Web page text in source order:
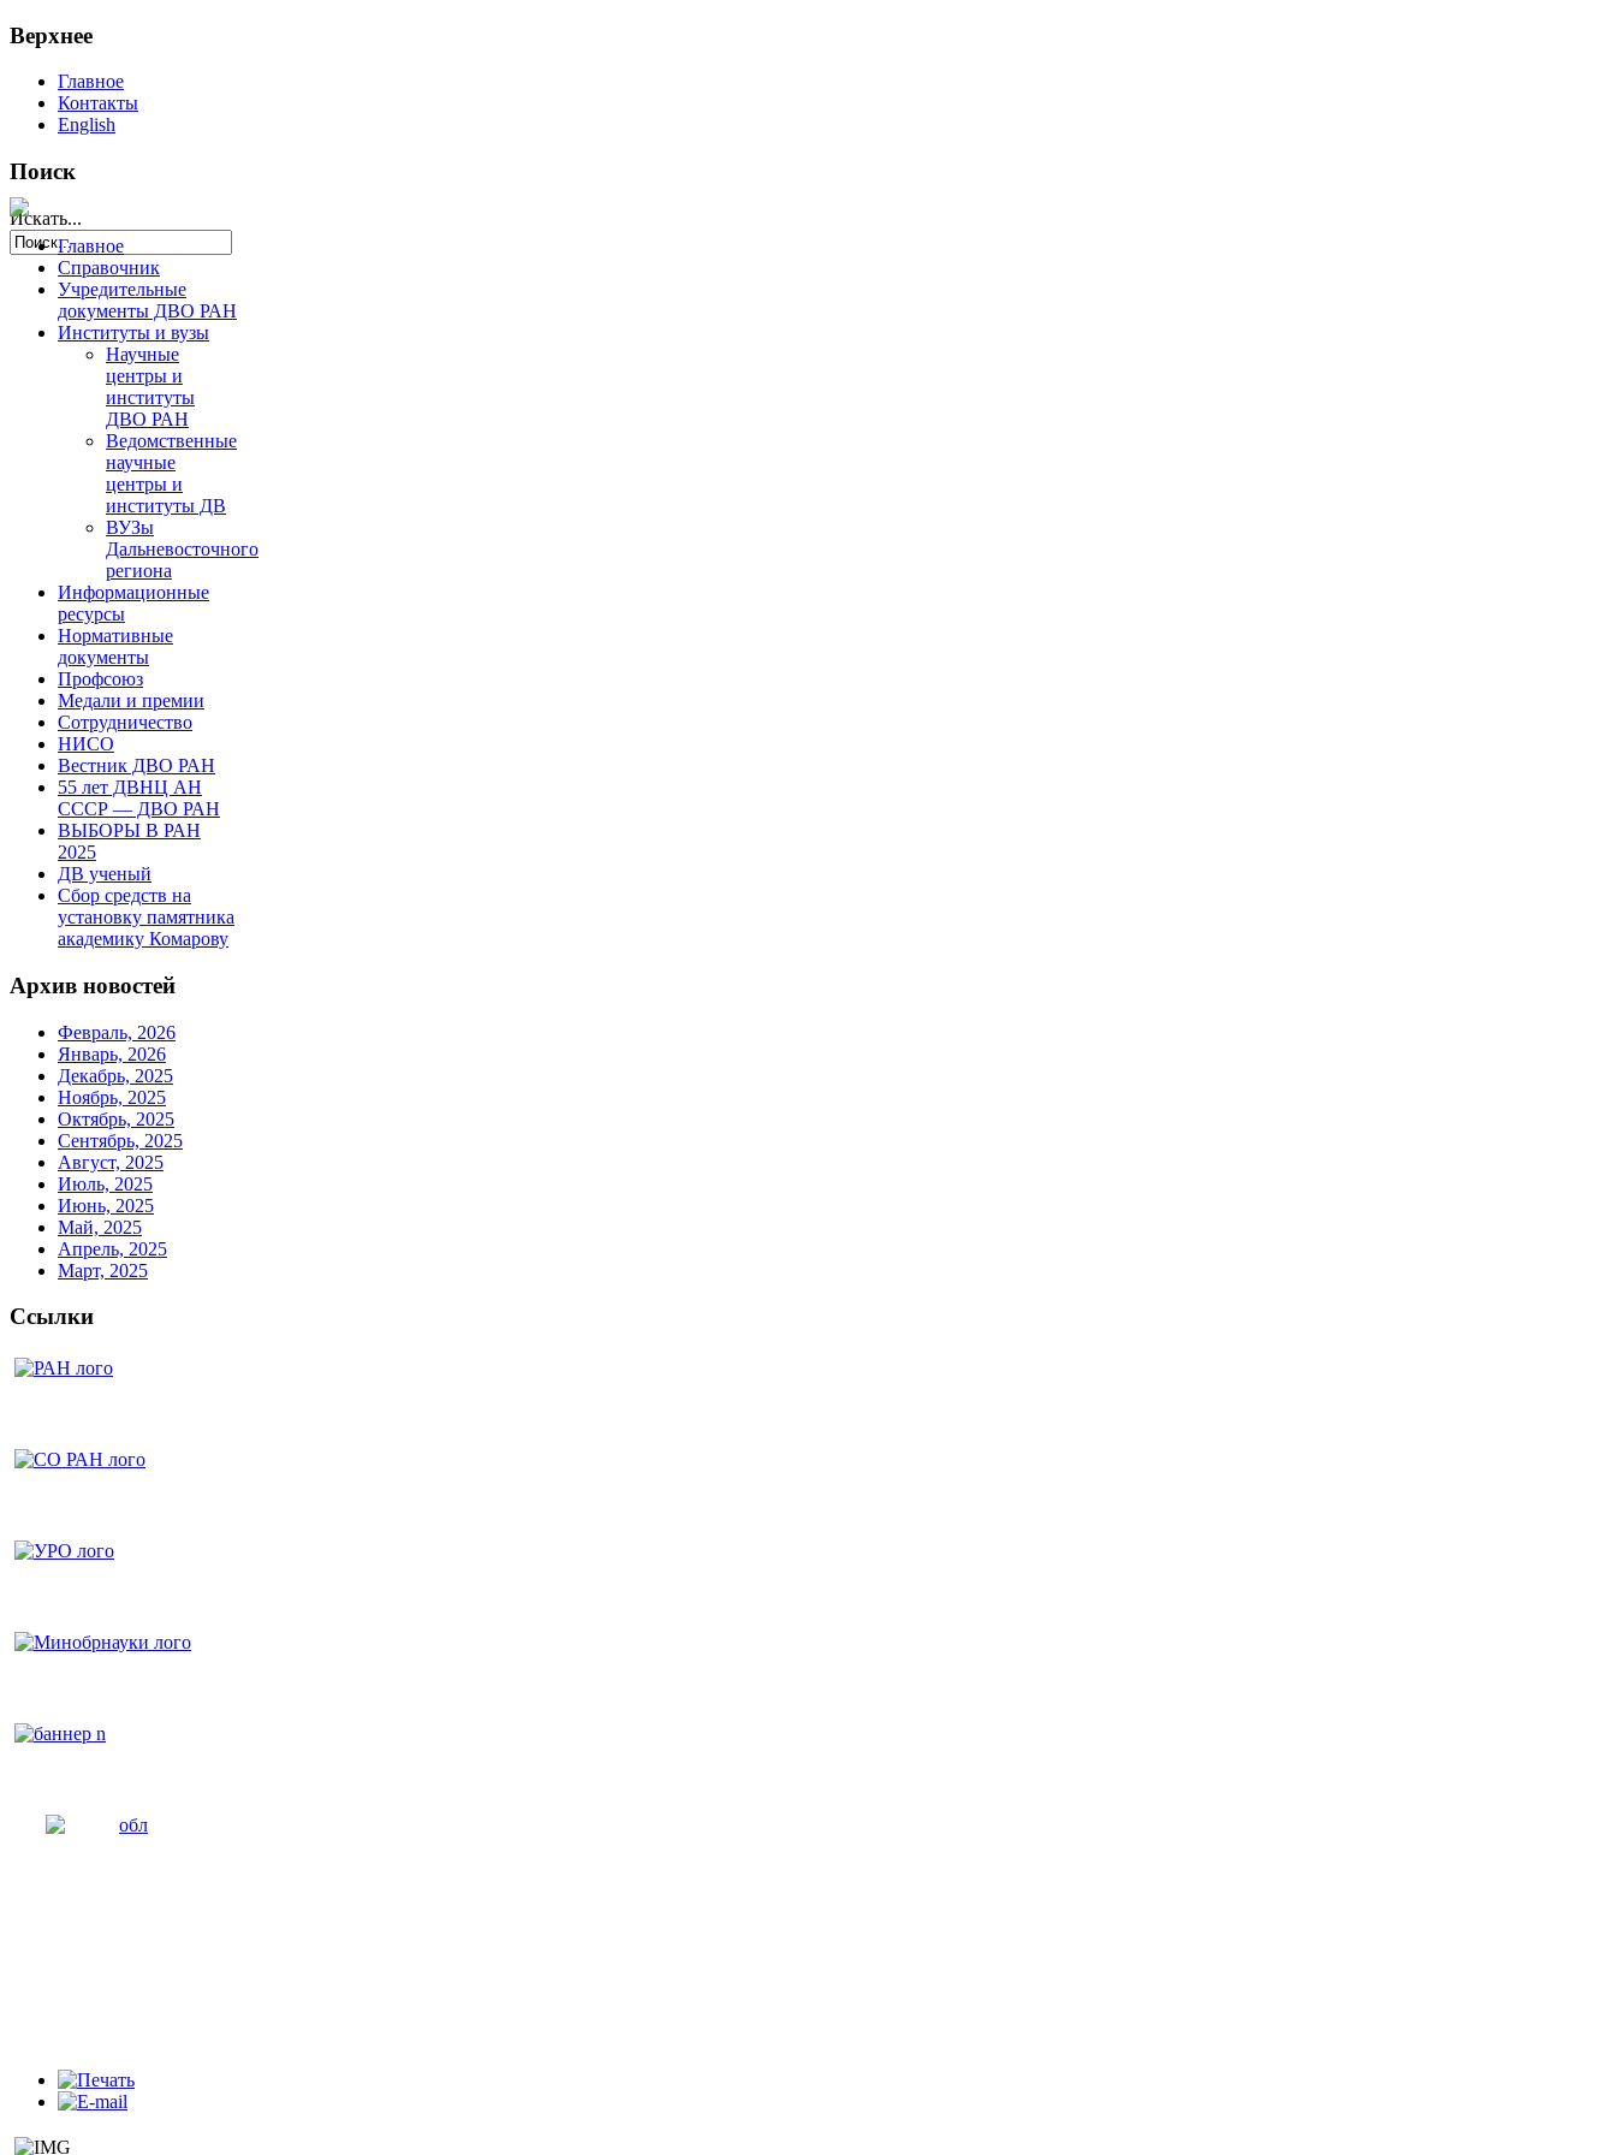
Верхнее
Главное
Контакты
English
Поиск
Искать...
Главное
Справочник
Учредительные
документы ДВО РАН
Институты и вузы
Научные
центры и
институты
ДВО РАН
Ведомственные
научные
центры и
институты ДВ
ВУЗы
Дальневосточного
региона
Информационные
ресурсы
Нормативные
документы
Профсоюз
Медали и премии
Сотрудничество
НИСО
Вестник ДВО РАН
55 лет ДВНЦ АН
СССР — ДВО РАН
ВЫБОРЫ В РАН
2025
ДВ ученый
Сбор средств на
установку памятника
академику Комарову
Архив новостей
Февраль, 2026
Январь, 2026
Декабрь, 2025
Ноябрь, 2025
Октябрь, 2025
Сентябрь, 2025
Август, 2025
Июль, 2025
Июнь, 2025
Май, 2025
Апрель, 2025
Март, 2025
Ссылки